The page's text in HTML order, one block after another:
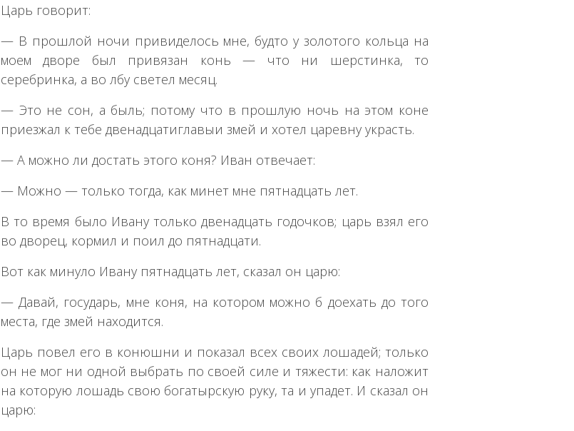
Царь говорит:
— В прошлой ночи привиделось мне, будто у золотого кольца на
моем дворе был привязан конь — что ни шерстинка, то
серебринка, а во лбу светел месяц.
— Это не сон, а быль; потому что в прошлую ночь на этом коне
приезжал к тебе двенадцатиглавыи змей и хотел царевну украсть.
— А можно ли достать этого коня? Иван отвечает:
— Можно — только тогда, как минет мне пятнадцать лет.
В то время было Ивану только двенадцать годочков; царь взял его
во дворец, кормил и поил до пятнадцати.
Вот как минуло Ивану пятнадцать лет, сказал он царю:
— Давай, государь, мне коня, на котором можно б доехать до того
места, где змей находится.
Царь повел его в конюшни и показал всех своих лошадей; только
он не мог ни одной выбрать по своей силе и тяжести: как наложит
на которую лошадь свою богатырскую руку, та и упадет. И сказал он
царю: